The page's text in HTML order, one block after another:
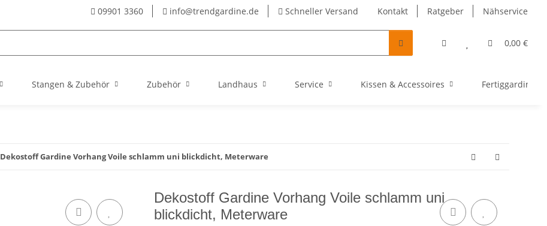
Kontakt Ratgeber Nähservice
09901 3360 info@trendgardine.de Schneller Versand
0,00 €
Stangen & Zubehör Zubehör Landhaus Service Kissen & Accessoires Fertiggardinen
Dekostoff Gardine Vorhang Voile schlamm uni blickdicht, Meterware
Dekostoff Gardine Vorhang Voile schlamm uni
blickdicht, Meterware